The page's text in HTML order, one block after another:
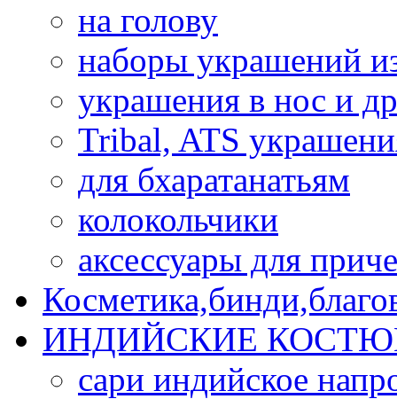
на голову
наборы украшений
украшения в нос и
Tribal, ATS
для бхаратанатьям
колокольчики
аксессуары для
ИНДИЙСКИЕ
сари индийское